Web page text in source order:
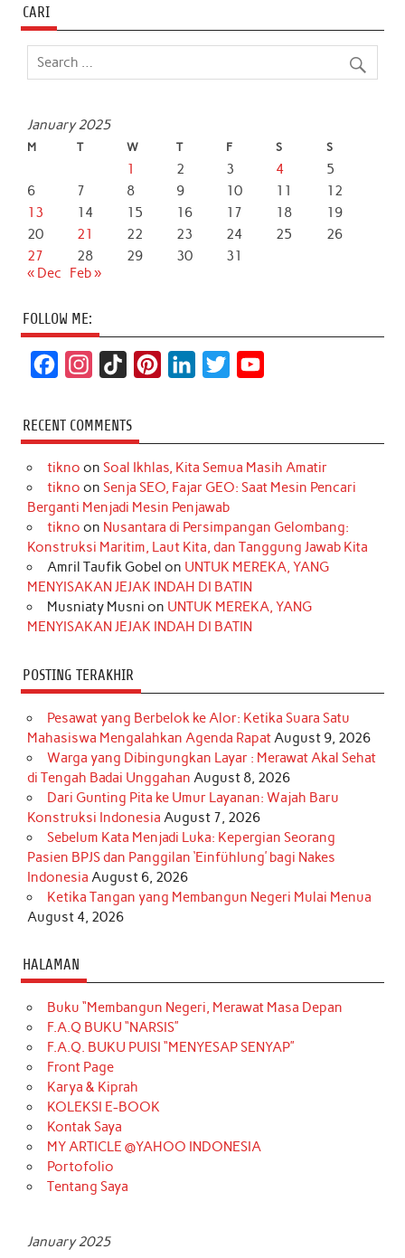
CARI
January 2025
M T W T F S S
1 2 3 4
5
6
7 8 9 10 11
12
13
14 15 16 17 18
19
20
21 22 23 24 25
26
27
28 29 30
31
« Dec
Feb »
FOLLOW ME:
c
e
b
o
k
s
t
a
r
a
m
k
T
o
k
t
e
e
s
t
k
e
d
I
n
t
t
r
T
u
e
RECENT COMMENTS
tikno on Soal Ikhlas, Kita Semua Masih Amatir
tikno on Senja SEO, Fajar GEO: Saat Mesin Pencari
Berganti Menjadi Mesin Penjawab
tikno on Nusantara di Persimpangan Gelombang:
Konstruksi Maritim, Laut Kita, dan Tanggung Jawab Kita
Amril Taufik Gobel on UNTUK MEREKA, YANG
MENYISAKAN JEJAK INDAH DI BATIN
Musniaty Musni on UNTUK MEREKA, YANG
MENYISAKAN JEJAK INDAH DI BATIN
POSTING TERAKHIR
Pesawat yang Berbelok ke Alor: Ketika Suara Satu
Mahasiswa Mengalahkan Agenda Rapat August 9, 2026
Warga yang Dibingungkan Layar : Merawat Akal Sehat
di Tengah Badai Unggahan August 8, 2026
Dari Gunting Pita ke Umur Layanan: Wajah Baru
Konstruksi Indonesia August 7, 2026
Sebelum Kata Menjadi Luka: Kepergian Seorang
Pasien BPJS dan Panggilan ‘Einfühlung’ bagi Nakes
Indonesia August 6, 2026
Ketika Tangan yang Membangun Negeri Mulai Menua
August 4, 2026
HALAMAN
Buku “Membangun Negeri, Merawat Masa Depan
F.A.Q BUKU “NARSIS”
F.A.Q. BUKU PUISI “MENYESAP SENYAP”
Front Page
Karya & Kiprah
KOLEKSI E-BOOK
Kontak Saya
MY ARTICLE @YAHOO INDONESIA
Portofolio
Tentang Saya
January 2025